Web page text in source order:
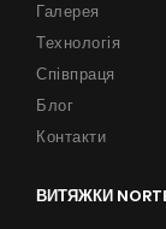
Галерея
Технологія
Співпраця
Блог
Контакти
ВИТЯЖКИ